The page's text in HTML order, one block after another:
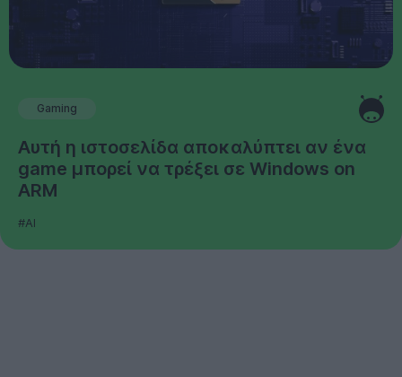
Gaming
Αυτή η ιστοσελίδα αποκαλύπτει αν ένα
game μπορεί να τρέξει σε Windows on
ARM
#AI